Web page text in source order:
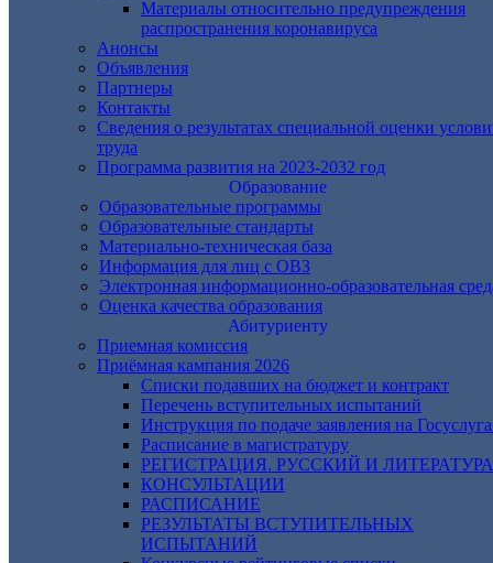
Материалы относительно предупреждения
распространения коронавируса
Анонсы
Объявления
Партнеры
Контакты
Сведения о результатах специальной оценки
труда
Программа развития на 2023-2032 год
Образование
Образовательные программы
Образовательные стандарты
Материально-техническая база
Информация для лиц с ОВЗ
Электронная информационно-образовательная
Оценка качества образования
Абитуриенту
Приемная комиссия
Приёмная кампания 2026
Списки подавших на бюджет и контракт
Перечень вступительных испытаний
Инструкция по подаче заявления на
Расписание в магистратуру
РЕГИСТРАЦИЯ. РУССКИЙ И ЛИТЕРАТУРА
КОНСУЛЬТАЦИИ
РАСПИСАНИЕ
РЕЗУЛЬТАТЫ ВСТУПИТЕЛЬНЫХ
ИСПЫТАНИЙ